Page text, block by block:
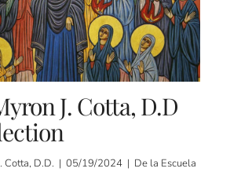
J. Cotta, D.D
Cotta, D.D. | 05/19/2024 | De la Escuela